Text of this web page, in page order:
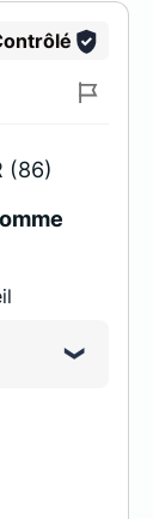
(86)